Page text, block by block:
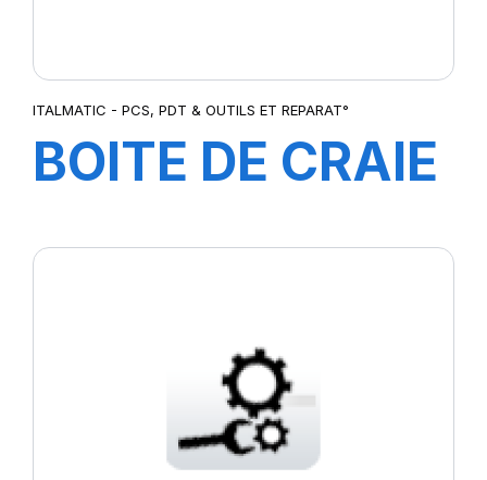
ITALMATIC - PCS, PDT & OUTILS ET REPARAT°
BOITE DE CRAIE